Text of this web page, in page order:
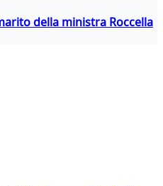
della ministra Roccella